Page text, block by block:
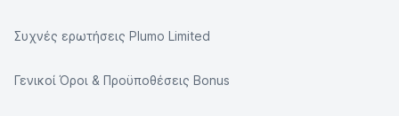
Συχνές ερωτήσεις Plumo Limited
Γενικοί Όροι & Προϋποθέσεις Bonus